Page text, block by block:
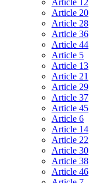
Article 12
Article 20
Article 28
Article 36
Article 44
Article 5
Article 13
Article 21
Article 29
Article 37
Article 45
Article 6
Article 14
Article 22
Article 30
Article 38
Article 46